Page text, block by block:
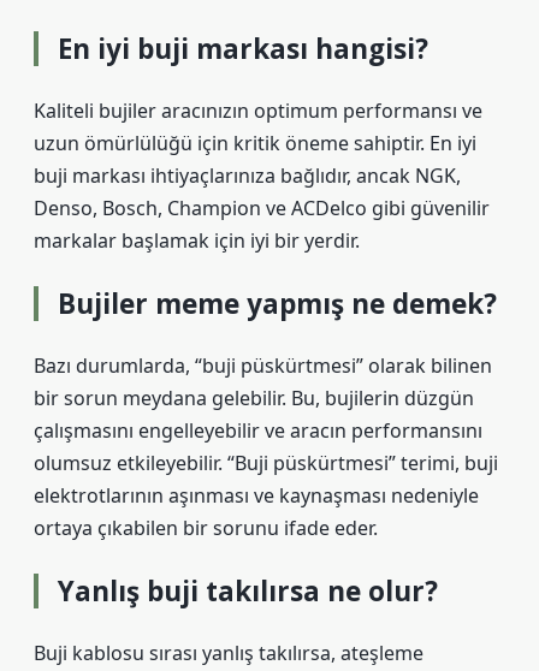
En iyi buji markası hangisi?
Kaliteli bujiler aracınızın optimum performansı ve
uzun ömürlülüğü için kritik öneme sahiptir. En iyi
buji markası ihtiyaçlarınıza bağlıdır, ancak NGK,
Denso, Bosch, Champion ve ACDelco gibi güvenilir
markalar başlamak için iyi bir yerdir.
Bujiler meme yapmış ne demek?
Bazı durumlarda, “buji püskürtmesi” olarak bilinen
bir sorun meydana gelebilir. Bu, bujilerin düzgün
çalışmasını engelleyebilir ve aracın performansını
olumsuz etkileyebilir. “Buji püskürtmesi” terimi, buji
elektrotlarının aşınması ve kaynaşması nedeniyle
ortaya çıkabilen bir sorunu ifade eder.
Yanlış buji takılırsa ne olur?
Buji kablosu sırası yanlış takılırsa, ateşleme